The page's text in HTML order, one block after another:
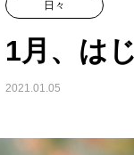
日々
1月、は
2021.01.05